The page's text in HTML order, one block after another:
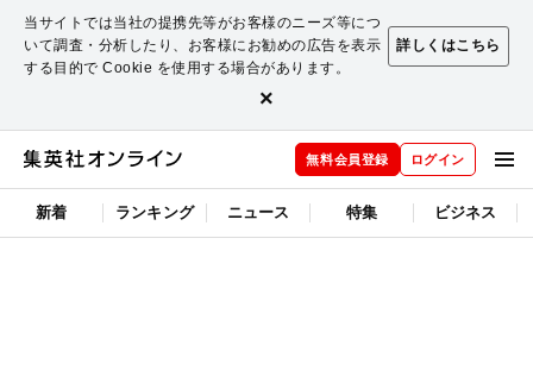
当サイトでは当社の提携先等がお客様のニーズ等につ
いて調査・分析したり、お客様にお勧めの広告を表示
する目的で Cookie を使用する場合があります。
詳しくはこちら
×
無料会員登録 ログイン
新着 ランキング ニュース 特集 ビジネス